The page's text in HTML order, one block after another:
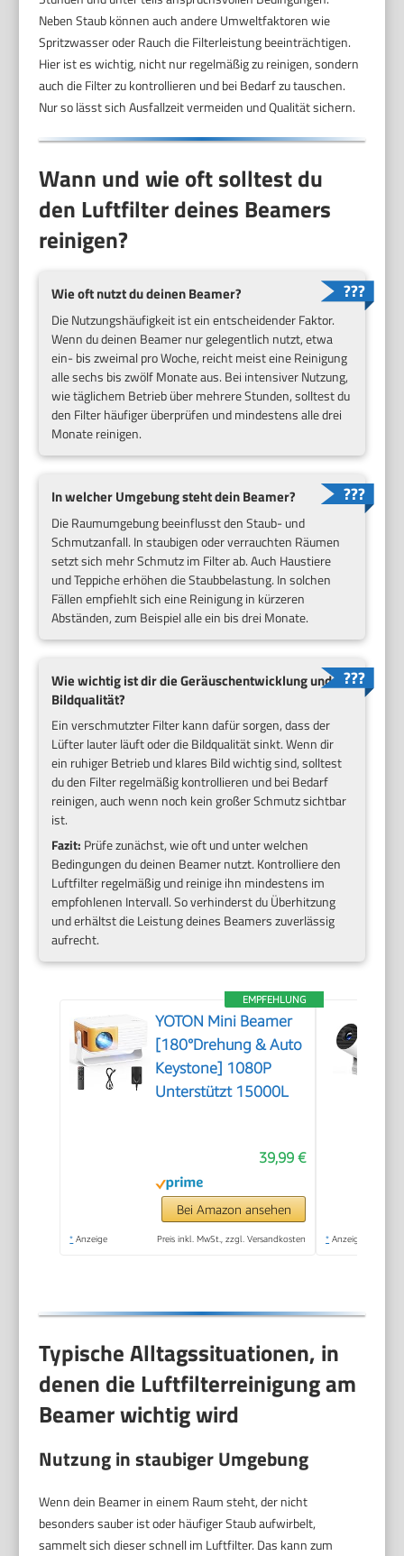
Neben Staub können auch andere Umweltfaktoren wie
Spritzwasser oder Rauch die Filterleistung beeinträchtigen.
Hier ist es wichtig, nicht nur regelmäßig zu reinigen, sondern
auch die Filter zu kontrollieren und bei Bedarf zu tauschen.
Nur so lässt sich Ausfallzeit vermeiden und Qualität sichern.
Wann und wie oft solltest du
den Luftfilter deines Beamers
reinigen?
Wie oft nutzt du deinen Beamer?
Die Nutzungshäufigkeit ist ein entscheidender Faktor.
Wenn du deinen Beamer nur gelegentlich nutzt, etwa
ein- bis zweimal pro Woche, reicht meist eine Reinigung
alle sechs bis zwölf Monate aus. Bei intensiver Nutzung,
wie täglichem Betrieb über mehrere Stunden, solltest du
den Filter häufiger überprüfen und mindestens alle drei
Monate reinigen.
In welcher Umgebung steht dein Beamer?
Die Raumumgebung beeinflusst den Staub- und
Schmutzanfall. In staubigen oder verrauchten Räumen
setzt sich mehr Schmutz im Filter ab. Auch Haustiere
und Teppiche erhöhen die Staubbelastung. In solchen
Fällen empfiehlt sich eine Reinigung in kürzeren
Abständen, zum Beispiel alle ein bis drei Monate.
Wie wichtig ist dir die Geräuschentwicklung und
Bildqualität?
Ein verschmutzter Filter kann dafür sorgen, dass der
Lüfter lauter läuft oder die Bildqualität sinkt. Wenn dir
ein ruhiger Betrieb und klares Bild wichtig sind, solltest
du den Filter regelmäßig kontrollieren und bei Bedarf
reinigen, auch wenn noch kein großer Schmutz sichtbar
ist.
Fazit: Prüfe zunächst, wie oft und unter welchen
Bedingungen du deinen Beamer nutzt. Kontrolliere den
Luftfilter regelmäßig und reinige ihn mindestens im
empfohlenen Intervall. So verhinderst du Überhitzung
und erhältst die Leistung deines Beamers zuverlässig
aufrecht.
EMPFEHLUNG
YOTON Mini Beamer
[180°Drehung & Auto
Keystone] 1080P
Unterstützt 15000L
39,99 €
Bei Amazon ansehen
* Anzeige Preis inkl. MwSt., zzgl. Versandkosten * Anzeige
Typische Alltagssituationen, in
denen die Luftfilterreinigung am
Beamer wichtig wird
Nutzung in staubiger Umgebung
Wenn dein Beamer in einem Raum steht, der nicht
besonders sauber ist oder häufiger Staub aufwirbelt,
sammelt sich dieser schnell im Luftfilter. Das kann zum